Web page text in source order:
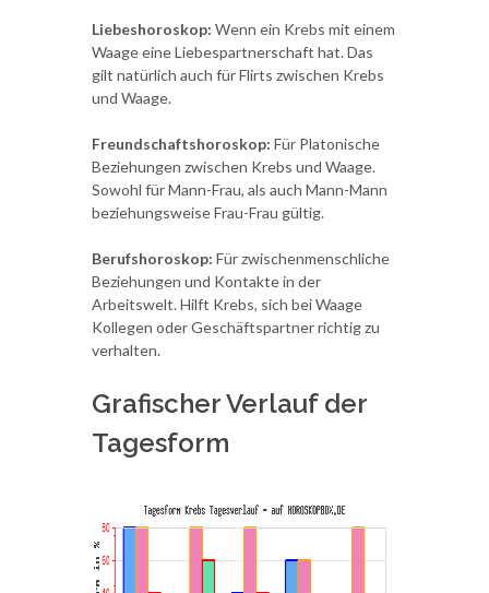
Liebeshoroskop: Wenn ein Krebs mit einem
Waage eine Liebespartnerschaft hat. Das
gilt natürlich auch für Flirts zwischen Krebs
und Waage.
Freundschaftshoroskop: Für Platonische
Beziehungen zwischen Krebs und Waage.
Sowohl für Mann-Frau, als auch Mann-Mann
beziehungsweise Frau-Frau gültig.
Berufshoroskop: Für zwischenmenschliche
Beziehungen und Kontakte in der
Arbeitswelt. Hilft Krebs, sich bei Waage
Kollegen oder Geschäftspartner richtig zu
verhalten.
Grafischer Verlauf der
Tagesform